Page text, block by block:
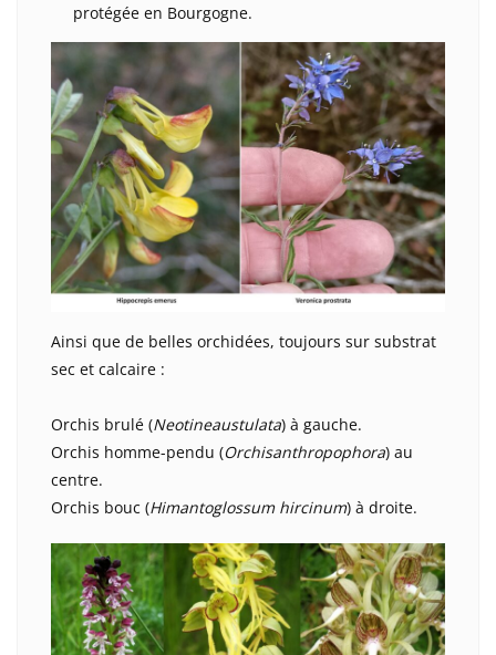
protégée en Bourgogne.
Ainsi que de belles orchidées, toujours sur substrat
sec et calcaire :
Orchis brulé (Neotineaustulata) à gauche.
Orchis homme-pendu (Orchisanthropophora) au
centre.
Orchis bouc (Himantoglossum hircinum) à droite.